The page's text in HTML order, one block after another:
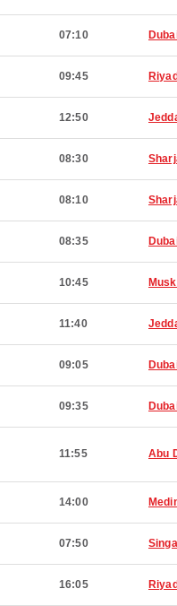
07:10
09:45
12:50
08:30
08:10
08:35
10:45
11:40
09:05
09:35
11:55 Abu
14:00
07:50
16:05